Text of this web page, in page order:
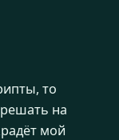
то
на
мой